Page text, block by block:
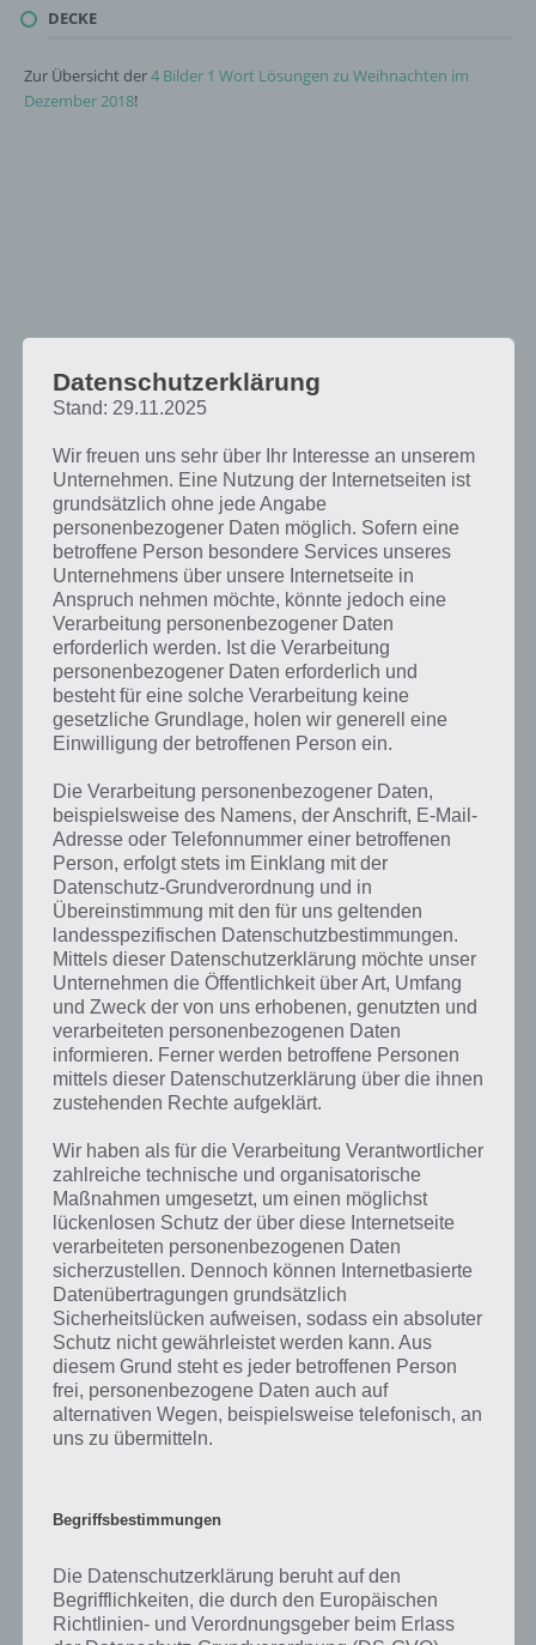
DECKE
Zur Übersicht der4 Bilder 1 Wort Lösungen zu Weihnachten im
Dezember 2018!
Kurze Begriffserklärung zur Lösung
Decke
Decke ist die Lösung für das tägliche Rätsel am 23.12.2018 in 4 Bilder
1 Wort, doch welche Bedeutung hat dieses eigentlich und was gibt es
dazu zu wissen? Passt das Wort auch zu Weihnachten? Zu
bestimmten Lösungen präsentieren wir daher auch immer eine
kurze Begriffserklärung!
Gerade im Winter ist es kälter und eine Decke versorgt uns mit
zusätzlicher Wärme. Doch Decke ist nicht nrr ein Textil, um sich oder
etwas zu bedecken. Es hat auch noch andere Bedeutungen. So ist
Decke natürlich auch ein Bauteil, welches die obere Begrenzung
eines Raumes definiert. Es ist meist horizontal und schließt den
Raum so ab. Besonderheit der Geschossdecke ist, dass diese die
ist enorm wichtig, denn diese leitet die Last an Wände und Stützen
weiter. Außerdem dient sie dem Schutz vor Witterung, dient als
Wärme- und Kälteschutz, aber auch dem Schallschutz und dem
Brandschutz. Früher wurden Decken auch prachtvoll verziert, was
heute nur noch in repräsentativen Gebäuden gemacht wird. Eine
besondere Form der Decke ist die abgehängte Decke, welche einen
Zwischenraum gewährt, beispielsweise für Kabel oder
Lüftungskanäle.
Decke ist auch die Bezeichnung bei Saiteninstrumenten wie
beispielsweise der Harfe. So wird als Decke die Oberseite des Korpus
bezeichnet, welches separat angelegt wird. Auch beim Straßenbau
unterschiedlich.
Auf häufigsten mit Decke verbinden wir aber klar das Textil, bspw.
die Bettdecke. Diese dient zum Zudecken im Bett und sorgt dafür,
Datenschutzerklärung
Stand: 29.11.2025
Wir freuen uns sehr über Ihr Interesse an unserem
Unternehmen. Eine Nutzung der Internetseiten ist
grundsätzlich ohne jede Angabe
personenbezogener Daten möglich. Sofern eine
betroffene Person besondere Services unseres
Unternehmens über unsere Internetseite in
Anspruch nehmen möchte, könnte jedoch eine
Verarbeitung personenbezogener Daten
erforderlich werden. Ist die Verarbeitung
personenbezogener Daten erforderlich und
besteht für eine solche Verarbeitung keine
gesetzliche Grundlage, holen wir generell eine
Einwilligung der betroffenen Person ein.
Die Verarbeitung personenbezogener Daten,
beispielsweise des Namens, der Anschrift, E-Mail-
Adresse oder Telefonnummer einer betroffenen
Person, erfolgt stets im Einklang mit der
Datenschutz-Grundverordnung und in
Übereinstimmung mit den für uns geltenden
landesspezifischen Datenschutzbestimmungen.
Mittels dieser Datenschutzerklärung möchte unser
Unternehmen die Öffentlichkeit über Art, Umfang
und Zweck der von uns erhobenen, genutzten und
verarbeiteten personenbezogenen Daten
informieren. Ferner werden betroffene Personen
mittels dieser Datenschutzerklärung über die ihnen
zustehenden Rechte aufgeklärt.
Wir haben als für die Verarbeitung Verantwortlicher
zahlreiche technische und organisatorische
Maßnahmen umgesetzt, um einen möglichst
lückenlosen Schutz der über diese Internetseite
verarbeiteten personenbezogenen Daten
sicherzustellen. Dennoch können Internetbasierte
Datenübertragungen grundsätzlich
Sicherheitslücken aufweisen, sodass ein absoluter
Schutz nicht gewährleistet werden kann. Aus
diesem Grund steht es jeder betroffenen Person
frei, personenbezogene Daten auch auf
alternativen Wegen, beispielsweise telefonisch, an
uns zu übermitteln.
Begriffsbestimmungen
Die Datenschutzerklärung beruht auf den
Begrifflichkeiten, die durch den Europäischen
Richtlinien- und Verordnungsgeber beim Erlass